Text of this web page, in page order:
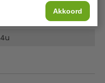
Akkoord
152,9(b) x 42(d)cm